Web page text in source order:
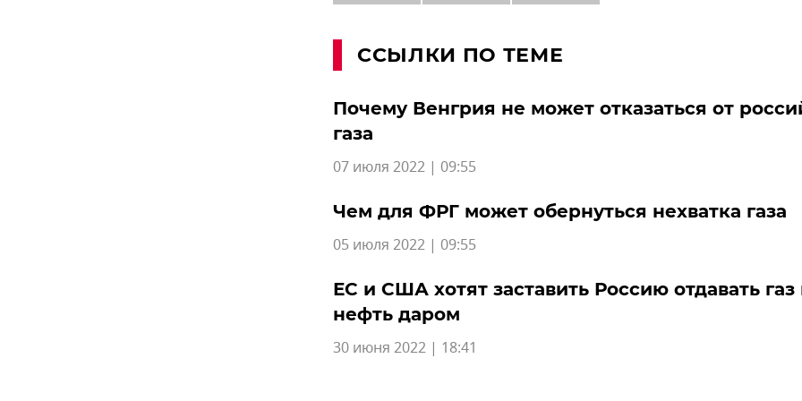
ССЫЛКИ ПО ТЕМЕ
Почему Венгрия не может отказаться от
газа
07 июля 2022 | 09:55
Чем для ФРГ может обернуться нехватка газа
05 июля 2022 | 09:55
ЕС и США хотят заставить Россию отдавать газ
нефть даром
30 июня 2022 | 18:41